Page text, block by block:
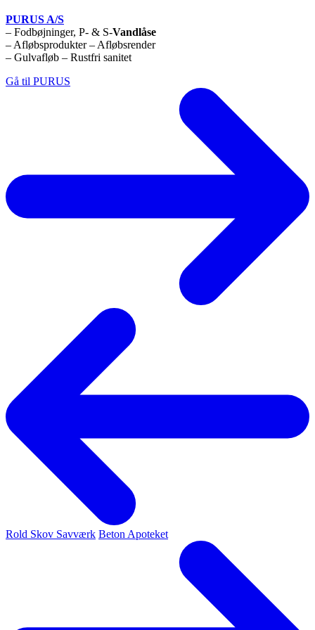
PURUS A/S
– Fodbøjninger, P- & S-Vandlåse
– Afløbsprodukter – Afløbsrender
– Gulvafløb – Rustfri sanitet
Gå til PURUS
Rold Skov Savværk Beton Apoteket